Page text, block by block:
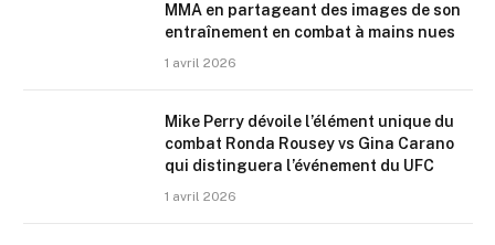
MMA en partageant des images de son
entraînement en combat à mains nues
1 avril 2026
Mike Perry dévoile l’élément unique du
combat Ronda Rousey vs Gina Carano
qui distinguera l’événement du UFC
1 avril 2026